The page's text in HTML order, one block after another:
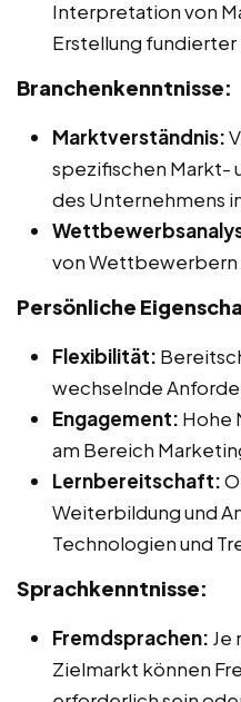
Interpretation von
Erstellung
Branchenkenntnisse:
Marktverständnis:
spezifischen Markt-
des Unternehmens
von Wettbewerbern
Persönliche
Flexibilität:
wechselnde
Engagement: Hohe
am Bereich
Lernbereitschaft:
Weiterbildung und
Technologien und
Sprachkenntnisse:
Fremdsprachen: Je
Zielmarkt können